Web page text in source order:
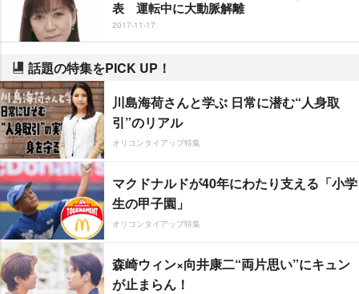
表 運転中に大動脈解離
2017-11-17
話題の特集をPICK UP！
川島海荷さんと学ぶ 日常に潜む“人身取
引”のリアル
オリコンタイアップ特集
マクドナルドが40年にわたり支える「小学
生の甲子園」
オリコンタイアップ特集
森崎ウィン×向井康二“両片思い”にキュン
が止まらん！